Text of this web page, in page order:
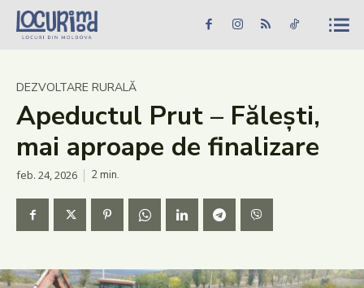
Caută în site... Căutare
Știri
Evenimente
Dezvoltare rurală
Turism
Vinării
Patrimoniu
DEZVOLTARE RURALĂ
Apeductul Prut – Fălești,
mai aproape de finalizare
feb. 24, 2026 2min.